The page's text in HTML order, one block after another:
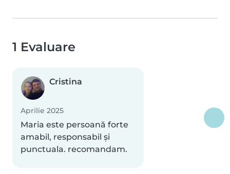
1 Evaluare
Cristina
Aprilie 2025
Maria este persoană forte
amabil, responsabil și
punctuala. recomandam.